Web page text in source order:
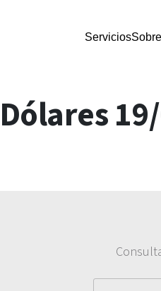
Servicios